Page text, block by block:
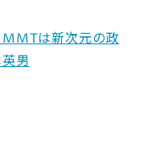
は新次元の政
男